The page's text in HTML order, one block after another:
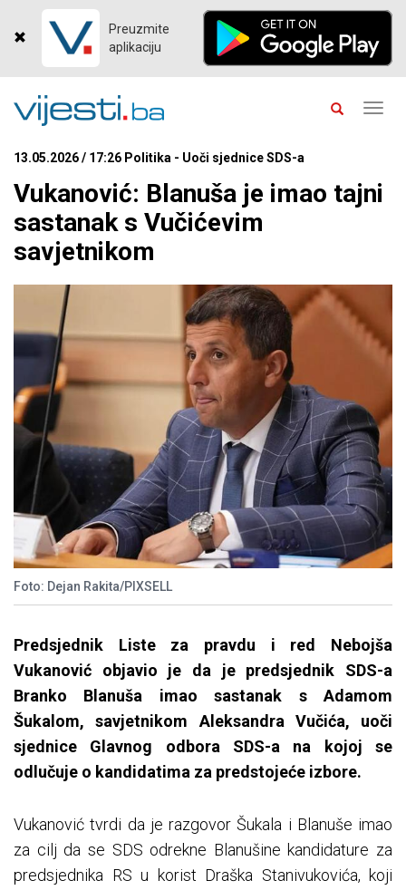
Preuzmite
aplikaciju
13.05.2026 / 17:26 Politika - Uoči sjednice SDS-a
Vukanović: Blanuša je imao tajni
sastanak s Vučićevim
savjetnikom
Foto: Dejan Rakita/PIXSELL
Predsjednik Liste za pravdu i red Nebojša
Vukanović objavio je da je predsjednik SDS-a
Branko Blanuša imao sastanak s Adamom
Šukalom, savjetnikom Aleksandra Vučića, uoči
sjednice Glavnog odbora SDS-a na kojoj se
odlučuje o kandidatima za predstojeće izbore.
Vukanović tvrdi da je razgovor Šukala i Blanuše imao
za cilj da se SDS odrekne Blanušine kandidature za
predsjednika RS u korist Draška Stanivukovića, koji